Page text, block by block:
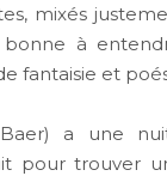
mixés
à
fantaisie et
Baer) a une
pour trouver